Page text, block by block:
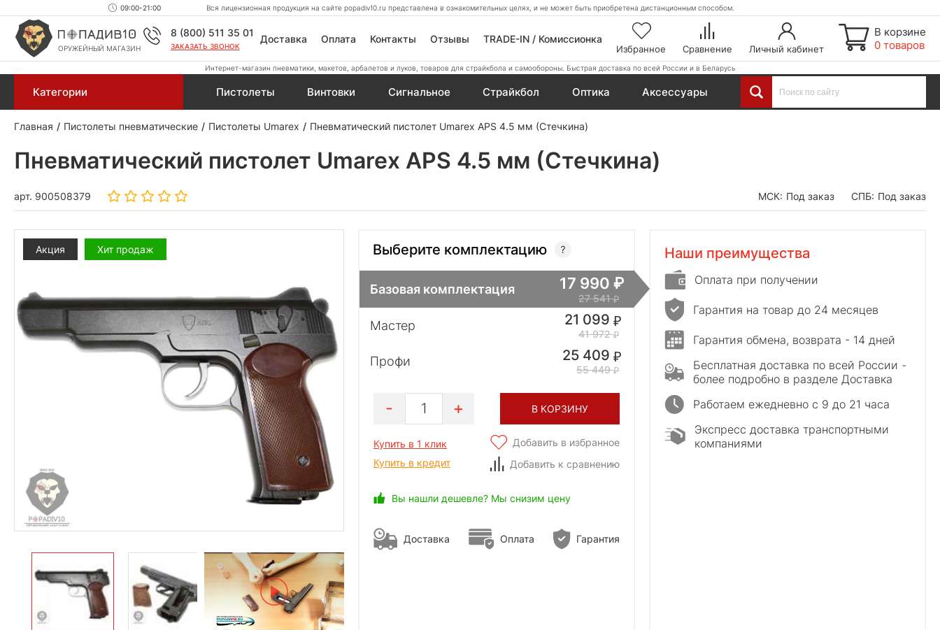
09:00-21:00 Вся лицензионная продукция на сайте popadiv10.ru представлена в ознакомительных целях, и не может быть приобретена дистанционным способом.
ОРУЖЕЙНЫЙ МАГАЗИН
8 (800) 511 35 01
ЗАКАЗАТЬ ЗВОНОК
Доставка Оплата Контакты Отзывы TRADE-IN / Комиссионка
Избранное Сравнение Личный кабинет
В корзине
0 товаров
Интернет-магазин пневматики, макетов, арбалетов и луков, товаров для страйкбола и самообороны. Быстрая доставка по всей России и в Беларусь
Категории Пистолеты Винтовки Сигнальное Страйкбол Оптика Аксессуары
Главная Пистолеты пневматические Пистолеты Umarex Пневматический пистолет Umarex APS 4.5 мм (Стечкина)
Пневматический пистолет Umarex APS 4.5 мм (Стечкина)
арт. 900508379 МСК: Под заказ СПБ: Под заказ
Акция Хит продаж Выберите комплектацию
Базовая комплектация 17 990
27 541
Мастер 21 099
41 972
Профи 25 409
55 449
1 В КОРЗИНУ
Купить в 1 клик
Купить в кредит
Добавить в избранное
Добавить к сравнению
Вы нашли дешевле? Мы снизим цену
Доставка Оплата Гарантия
Наши преимущества
Оплата при получении
Гарантия на товар до 24 месяцев
Гарантия обмена, возврата - 14 дней
Бесплатная доставка по всей России -
более подробно в разделе Доставка
Работаем ежедневно с 9 до 21 часа
Экспресс доставка транспортными
компаниями